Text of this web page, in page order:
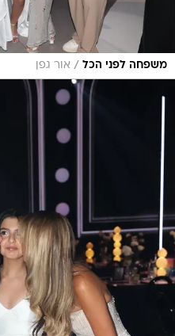
משפחה לפני הכל / אור גפן